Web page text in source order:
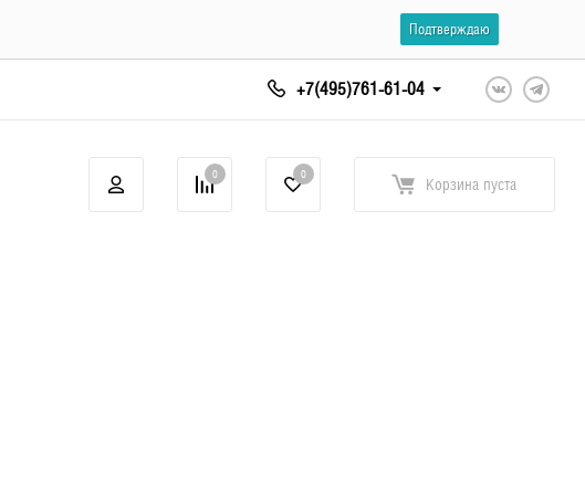
Подтверждаю
+7(495)761-61-04
0 0
Корзина пуста